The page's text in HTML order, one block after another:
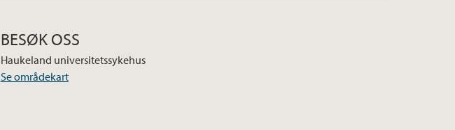
BESØK OSS
Haukeland universitetssykehus
Se områdekart